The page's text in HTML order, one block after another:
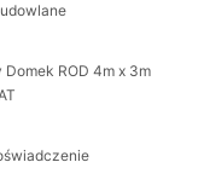
ROD 4m x 3m